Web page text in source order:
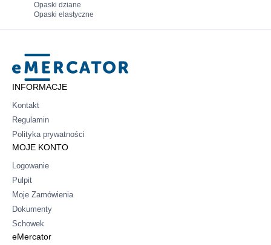
Opaski dziane
Opaski elastyczne
Mercator
INFORMACJE
Kontakt
Regulamin
Polityka prywatności
MOJE KONTO
Logowanie
Pulpit
Moje Zamówienia
Dokumenty
Schowek
eMercator